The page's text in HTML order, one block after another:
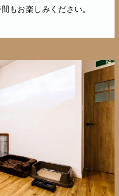
もお楽しみください。